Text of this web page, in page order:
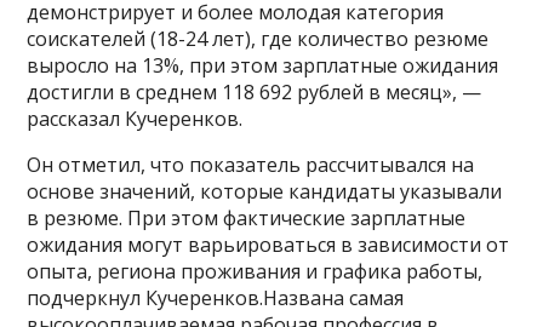
демонстрирует и более молодая категория
соискателей (18-24 лет), где количество резюме
выросло на 13%, при этом зарплатные ожидания
достигли в среднем 118 692 рублей в месяц», —
рассказал Кучеренков.
Он отметил, что показатель рассчитывался на
основе значений, которые кандидаты указывали
в резюме. При этом фактические зарплатные
ожидания могут варьироваться в зависимости от
опыта, региона проживания и графика работы,
подчеркнул Кучеренков.Названа самая